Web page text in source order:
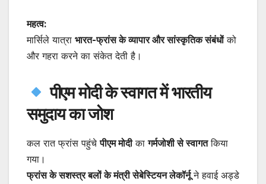
महत्व:
मार्सिले यात्रा भारत-फ्रांस के व्यापार और सांस्कृतिक संबंधोंको
और गहरा करने का संकेत देती है।
पीएम मोदी के स्वागत में भारतीय
समुदाय का जोश
कल रात फ्रांस पहुंचेपीएम मोदीकागर्मजोशी से स्वागतकिया
गया।
फ्रांस के सशस्त्र बलों के मंत्री सेबेस्टियन लेकॉर्नूने हवाई अड्डे